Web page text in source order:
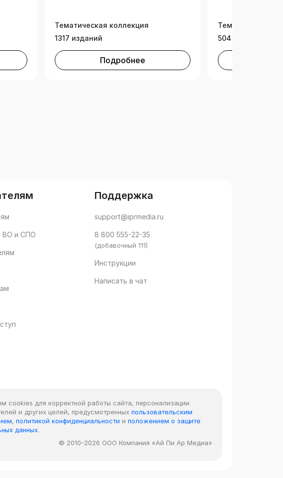
Тематическая коллекция
1317 изданий
Подробнее
Тематическая
504 издания
ВО и СПО
Поддержка
support@iprmedia.ru
8 800 555-22-35
(добавочный 111)
Инструкции
Написать в чат
cookies для корректной работы сайта, персонализации
и других целей, предусмотренных пользовательским
, политикой конфиденциальности и положением о защите
данных.
© 2010-2026 ООО Компания «Ай Пи Ар Медиа»